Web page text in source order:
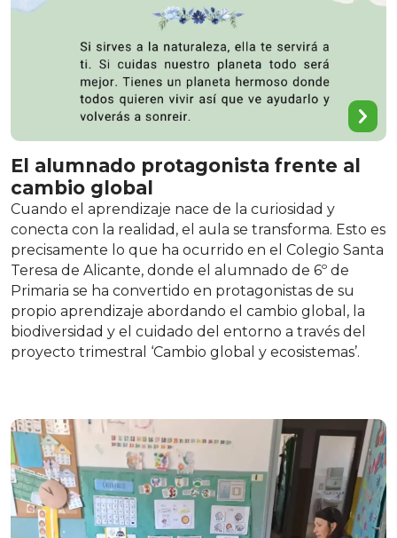
El alumnado protagonista frente al
cambio global
Cuando el aprendizaje nace de la curiosidad y
conecta con la realidad, el aula se transforma. Esto es
precisamente lo que ha ocurrido en el Colegio Santa
Teresa de Alicante, donde el alumnado de 6º de
Primaria se ha convertido en protagonistas de su
propio aprendizaje abordando el cambio global, la
biodiversidad y el cuidado del entorno a través del
proyecto trimestral ‘Cambio global y ecosistemas’.